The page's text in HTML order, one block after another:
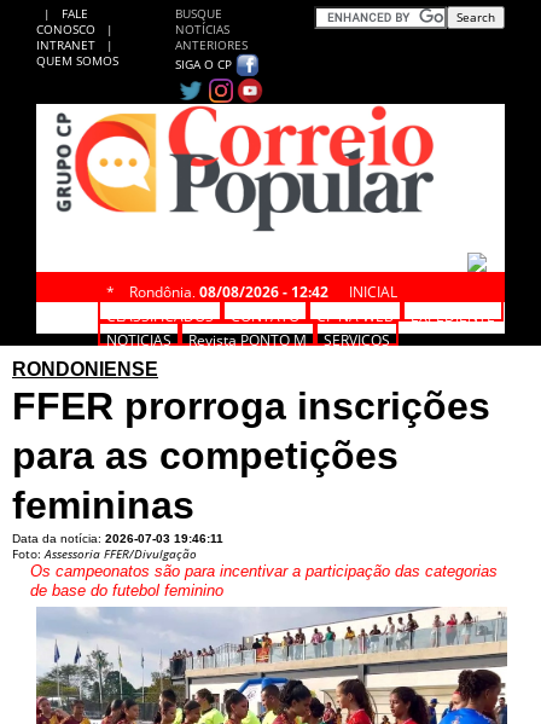
|
FALE
CONOSCO
|
INTRANET
|
QUEM SOMOS
BUSQUE
NOTÍCIAS
ANTERIORES
SIGA O CP
* Rondônia, 08/08/2026 - 12:42
INICIAL
CLASSIFICADOS
CONTATO CP NA WEB
EXPEDIENTE
NOTÍCIAS
Revista PONTO M
SERVIÇOS
RONDONIENSE
FFER prorroga inscrições
para as competições
femininas
Data da notícia: 2026-07-03 19:46:11
Foto:Assessoria FFER/Divulgação
Os campeonatos são para incentivar a participação das categorias
de base do futebol feminino